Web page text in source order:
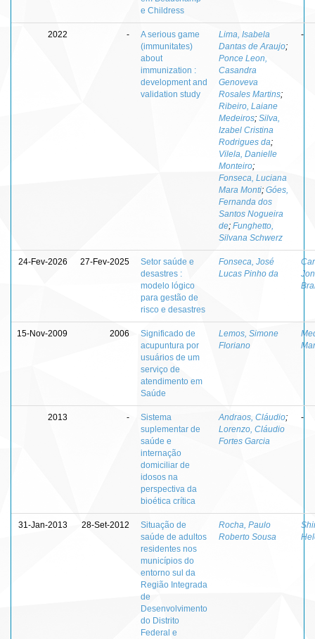
e Childress
2022 -
A serious game
(immunitates)
about
immunization :
development and
validation study
Lima, Isabela
Dantas de Araujo;
Ponce Leon,
Casandra
Genoveva
Rosales Martins;
Ribeiro, Laiane
Medeiros; Silva,
Izabel Cristina
Rodrigues da;
Vilela, Danielle
Monteiro;
Fonseca, Luciana
Mara Monti; Góes,
Fernanda dos
Santos Nogueira
de; Funghetto,
Silvana Schwerz
-
24-Fev-2026 27-Fev-2025
Setor saúde e
desastres :
modelo lógico
para gestão de
risco e desastres
Fonseca, José
Lucas Pinho da
15-Nov-2009 2006
Significado de
acupuntura por
usuários de um
serviço de
atendimento em
Saúde
Lemos, Simone
Floriano
2013 -
Sistema
suplementar de
saúde e
internação
domiciliar de
idosos na
perspectiva da
bioética crítica
Andraos, Cláudio;
Lorenzo, Cláudio
Fortes Garcia
-
31-Jan-2013 28-Set-2012
Situação de
saúde de adultos
residentes nos
municípios do
entorno sul da
Região Integrada
de
Desenvolvimento
do Distrito
Federal e
Rocha, Paulo
Roberto Sousa